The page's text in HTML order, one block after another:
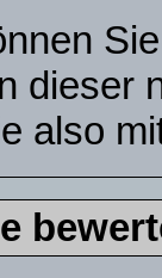
dieser
also